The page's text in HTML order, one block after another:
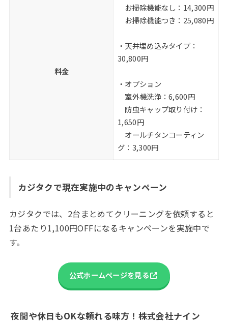
料金
お掃除機能なし：14,300円
お掃除機能つき：25,080円
・天井埋め込みタイプ：
30,800円
・オプション
室外機洗浄：6,600円
防虫キャップ取り付け：
1,650円
オールチタンコーティン
グ：3,300円
カジタクで現在実施中のキャンペーン
カジタクでは、2台まとめてクリーニングを依頼すると
1台あたり1,100円OFFになるキャンペーンを実施中で
す。
公式ホームページを見る
夜間や休日もOKな頼れる味方！株式会社ナイン